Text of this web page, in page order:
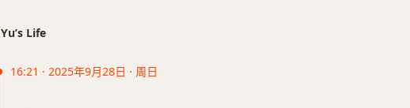
Yu’s Life
16:21 · 2025年9月28日 · 周日